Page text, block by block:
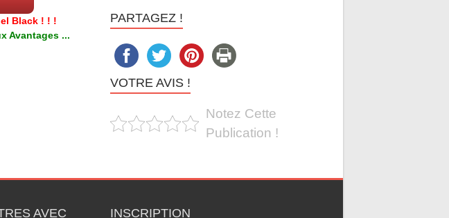
Black ! ! !
Avantages ...
PARTAGEZ !
VOTRE AVIS !
Notez Cette
Publication !
AVEC
INSCRIPTION